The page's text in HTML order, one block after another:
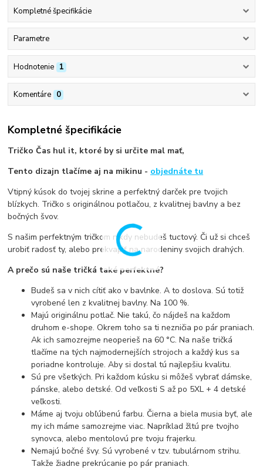
Kompletné špecifikácie
Parametre
Hodnotenie 1
Komentáre 0
Kompletné špecifikácie
Tričko Čas hul it, ktoré by si určite mal mať,
Tento dizajn tlačíme aj na mikinu - objednáte tu
Vtipný kúsok do tvojej skrine a perfektný darček pre tvojich
blízkych. Tričko s originálnou potlačou, z kvalitnej bavlny a bez
bočných švov.
S našim perfektným tričkom nikdy nebudeš tuctový. Či už si chceš
urobiť radosť ty, alebo prekvapiť na narodeniny svojich drahých.
A prečo sú naše tričká také perfektné?
Budeš sa v nich cítiť ako v bavlnke. A to doslova. Sú totiž
vyrobené len z kvalitnej bavlny. Na 100 %.
Majú originálnu potlač. Nie takú, čo nájdeš na každom
druhom e-shope. Okrem toho sa ti nezničia po pár praniach.
Ak ich samozrejme neoperieš na 60 °C. Na naše tričká
tlačíme na tých najmodernejších strojoch a každý kus sa
poriadne kontroluje. Aby si dostal tú najlepšiu kvalitu.
Sú pre všetkých. Pri každom kúsku si môžeš vybrať dámske,
pánske, alebo detské. Od veľkosti S až po 5XL + 4 detské
veľkosti.
Máme aj tvoju obľúbenú farbu. Čierna a biela musia byť, ale
my ich máme samozrejme viac. Napríklad žltú pre tvojho
synovca, alebo mentolovú pre tvoju frajerku.
Nemajú bočné švy. Sú vyrobené v tzv. tubulárnom strihu.
Takže žiadne prekrúcanie po pár praniach.